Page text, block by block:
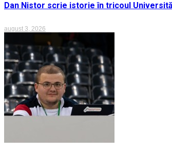
Dan Nistor scrie istorie în tricoul
august 3, 2026